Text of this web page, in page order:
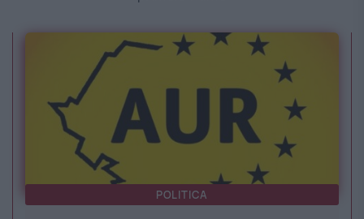
POLITICA